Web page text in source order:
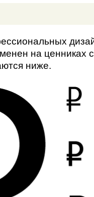
на ценниках
ниже.